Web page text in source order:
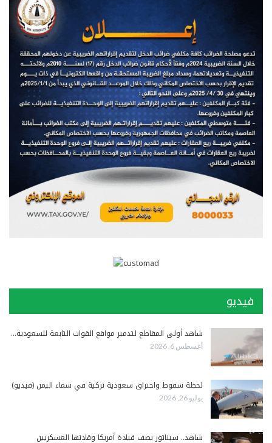
فيديو
شاهد أولى المقاطع لتدمير مواقع القوات التابعة للسعودية…
أغسطس 6, 2026
لحظة سقوط واحتراق سعودية تركية في سماء اليمن (فيديو)
يوليو 26, 2026
شاهد.. سيناتور يصف قيادة أمريكا وقادتها العسكريين